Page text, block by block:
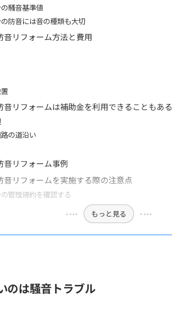
騒音基準値
防音には音の種類も大切
音リフォーム方法と費用
音リフォームは補助金を利用できることもある
の道沿い
音リフォーム事例
音リフォームを実施する際の注意点
管理規約を確認する
もっと見る
のは騒音トラブル